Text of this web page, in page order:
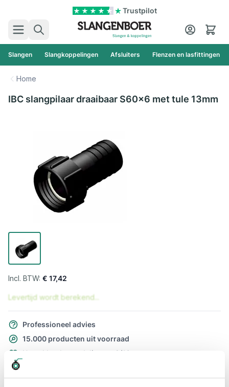
Trustpilot
Zoek
Cart
Slangen Slangkoppelingen Afsluiters Flenzen en lasfittingen
Home
IBC slangpilaar draaibaar S60x6 met tule 13mm
€ 17,42
Levertijd wordt berekend...
Professioneel advies
15.000 producten uit voorraad
Hoge klantbeoordelingen: 9/10